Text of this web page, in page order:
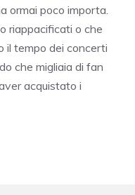
ormai poco importa.
riappacificati o che
il tempo dei concerti
che migliaia di fan
acquistato i